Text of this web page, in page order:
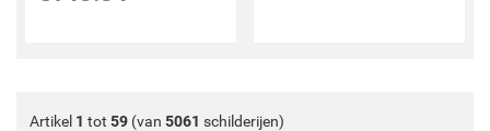
Artikel 1 tot 59 (van 5061 schilderijen)